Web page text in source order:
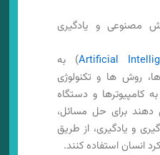
مصنوعی و یادگیری
Artificial) به
روش ها و تکنولوژی
کامپیوترها و دستگاه
دهند برای حل مسائل،
و یادگیری، از طریق
انسان استفاده کنند.